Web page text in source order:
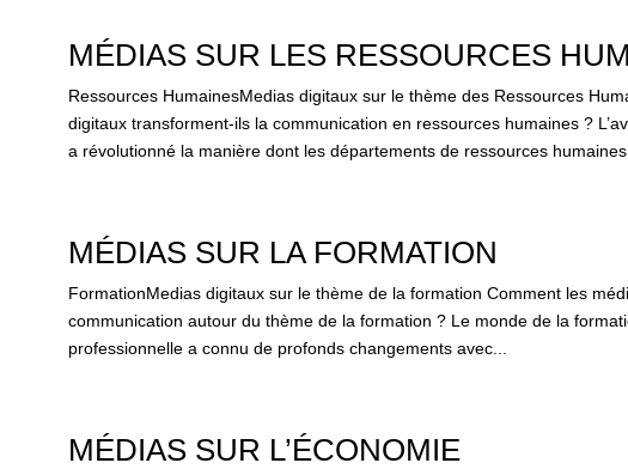
MÉDIAS SUR LES RESSOURCES
Ressources HumainesMedias digitaux sur le thème des Ressources
digitaux transforment-ils la communication en ressources humaines ?
a révolutionné la manière dont les départements de ressources
MÉDIAS SUR LA FORMATION
FormationMedias digitaux sur le thème de la formation Comment les
communication autour du thème de la formation ? Le monde de la
professionnelle a connu de profonds changements avec...
MÉDIAS SUR L’ÉCONOMIE